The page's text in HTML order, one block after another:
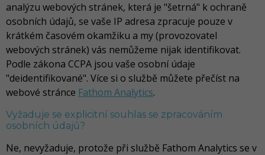
analýzu webových stránek, která je "šetrná" k ochraně
osobních údajů, se vaše IP adresa zpracuje pouze v
krátkém časovém okamžiku a my (provozovatel
webových stránek) vás nemůžeme nijak identifikovat.
Podle zákona CCPA jsou vaše osobní údaje
"deidentifikované". Více si o službě můžete přečíst na
webové stránce Fathom Analytics.
Vyžaduje se explicitní souhlas se zpracováním
osobních údajů?
Ne, nevyžaduje, protože při službě Fathom Analytics se v